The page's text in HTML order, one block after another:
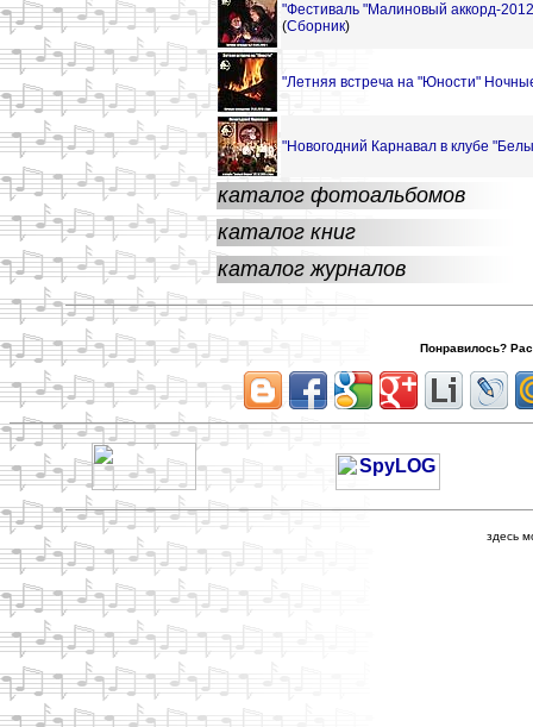
"Фестиваль "Малиновый аккорд-
(Сборник)
"Летняя встреча на "Юности"
"Новогодний Карнавал в клубе
каталог фотоальбомов
каталог книг
каталог журналов
Понравилось?
здесь